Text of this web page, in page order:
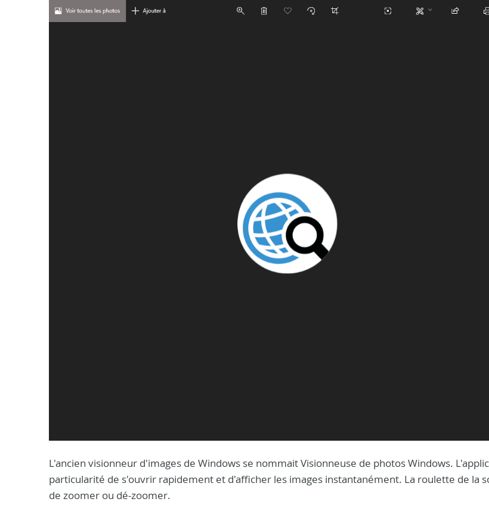
L'ancien visionneur d'images de Windows se nommait Visionneuse de photos Windows.
particularité de s'ouvrir rapidement et d'afficher les images instantanément. La roulette de la
de zoomer ou dé-zoomer.